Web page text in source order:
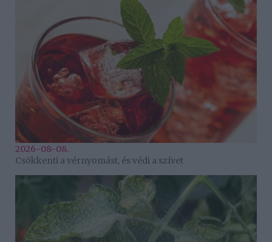
2026-08-08.
Csökkenti a vérnyomást, és védi a szívet